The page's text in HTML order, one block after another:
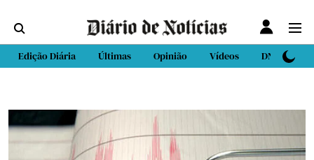
Edição Diária Últimas Opinião Vídeos DN Sport